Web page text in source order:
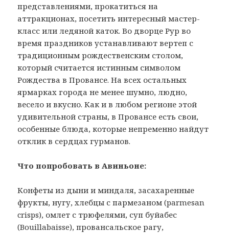
представлениями, прокатиться на
аттракционах, посетить интересный мастер-
класс или ледяной каток. Во дворце Рур во
время праздников устанавливают вертеп с
традиционным рождественским столом,
который считается истинным символом
Рождества в Провансе. На всех остальных
ярмарках города не менее шумно, людно,
весело и вкусно. Как и в любом регионе этой
удивительной страны, в Провансе есть свои,
особенные блюда, которые непременно найдут
отклик в сердцах гурманов.
Что попробовать в Авиньоне:
Конфеты из дыни и миндаля, засахаренные
фрукты, нугу, хлебцы с пармезаном (parmesan
crisps), омлет с трюфелями, суп буйабес
(Bouillabaisse), провансальское рагу,